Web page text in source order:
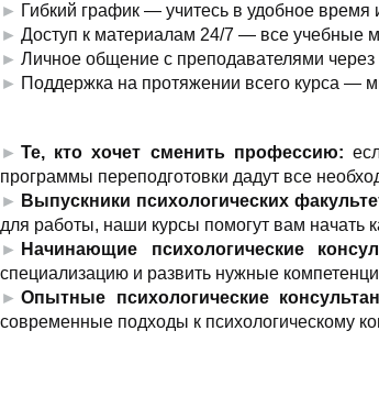
Гибкий график — учитесь в удобное время
Доступ к материалам 24/7 — все учебные
Личное общение с преподавателями
Поддержка на протяжении всего курса —
Те, кто хочет сменить профессию:
программы переподготовки дадут все
Выпускники психологических
для работы, наши курсы помогут вам начать
Начинающие психологические
специализацию и развить нужные
Опытные психологические
современные подходы к психологическому